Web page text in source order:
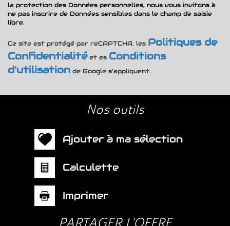
la protection des Données personnelles, nous vous invitons à
ne pas inscrire de Données sensibles dans le champ de saisie
libre.
Ce site est protégé par reCAPTCHA, les Politiques de
Confidentialitéet es Conditions
d'utilisation de Google s'appliquent.
nos outils
Ajouter à ma sélection
Calculette
Imprimer
PARTAGER L'OFFRE